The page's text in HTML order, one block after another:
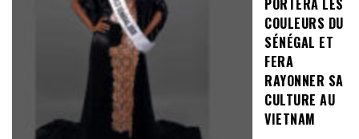
PORTERA LES
COULEURS DU
SÉNÉGAL ET
FERA
RAYONNER SA
CULTURE AU
VIETNAM